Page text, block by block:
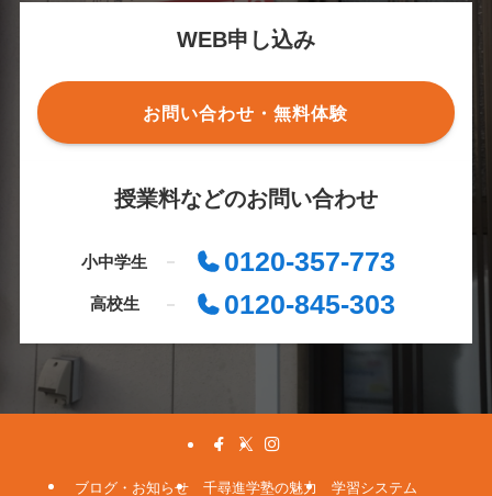
WEB申し込み
お問い合わせ・無料体験
授業料などのお問い合わせ
小中学生 0120-357-773
高校生 0120-845-303
ブログ・お知らせ 千尋進学塾の魅力 学習システム